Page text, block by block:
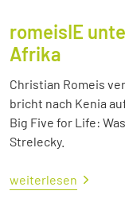
romeisIE
Afrika
Christian Romeis
bricht nach Kenia
Big Five for Life:
Strelecky.
weiterlesen